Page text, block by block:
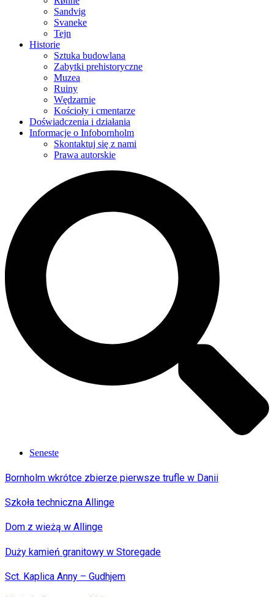
Sandvig
Svaneke
Tejn
Historie
Sztuka budowlana
Zabytki prehistoryczne
Muzea
Ruiny
Wędzarnie
Kościoły i cmentarze
Doświadczenia i działania
Informacje o Infobornholm
Skontaktuj się z nami
Prawa autorskie
Seneste
Bornholm wkrótce zbierze pierwsze trufle w Danii
Szkoła techniczna Allinge
Dom z wieżą w Allinge
Duży kamień granitowy w Storegade
Sct. Kaplica Anny – Gudhjem